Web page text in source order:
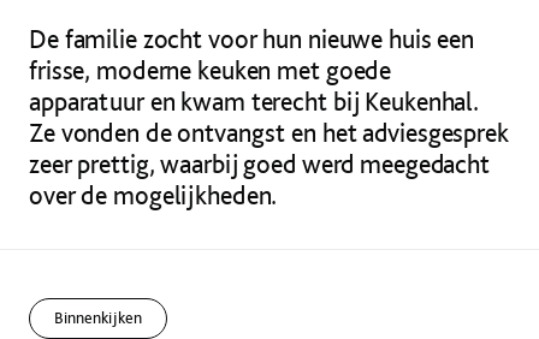
De familie zocht voor hun nieuwe huis een
frisse, moderne keuken met goede
apparatuur en kwam terecht bij Keukenhal.
Ze vonden de ontvangst en het adviesgesprek
zeer prettig, waarbij goed werd meegedacht
over de mogelijkheden.
Binnenkijken